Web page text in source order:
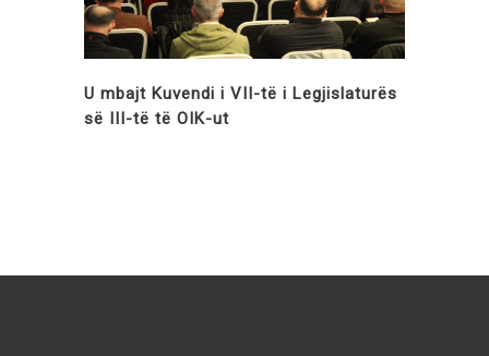
U mbajt Kuvendi i VII-të i Legjislaturës
së III-të të OIK-ut